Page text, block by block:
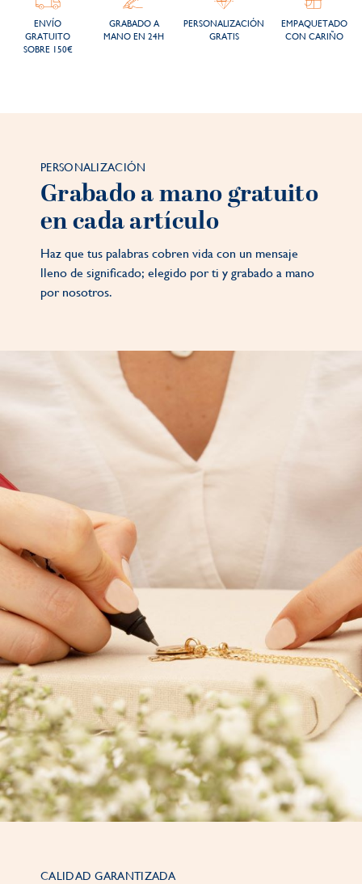
ENVÍO
GRATUITO
SOBRE 150€
GRABADO A
MANO EN 24H
PERSONALIZACIÓN
GRATIS
EMPAQUETADO
CON CARIÑO
PERSONALIZACIÓN
Grabado a mano gratuito
en cada artículo
Haz que tus palabras cobren vida con un mensaje
lleno de significado; elegido por ti y grabado a mano
por nosotros.
CALIDAD GARANTIZADA